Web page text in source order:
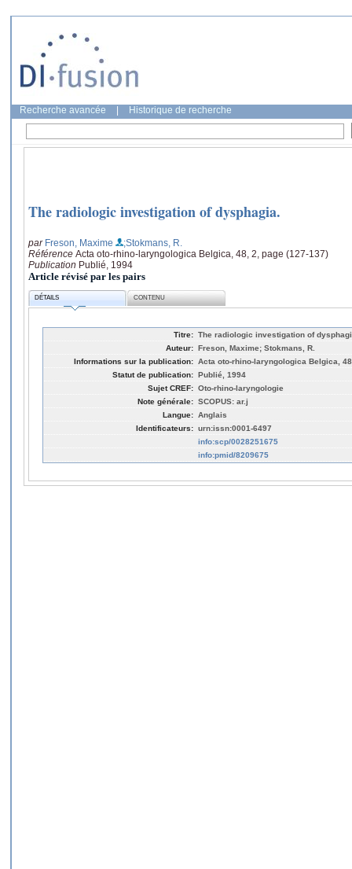
Recherche avancée Historique de recherche
The radiologic investigation of dysphagia.
par Freson, Maxime
;Stokmans, R.
Référence Acta oto-rhino-laryngologica Belgica, 48, 2, page (127-137)
Publication Publié, 1994
Article révisé par les pairs
DÉTAILS CONTENU
Titre: The radiologic investigation of
Auteur: Freson, Maxime; Stokmans, R.
Informations sur la publication: Acta oto-rhino-laryngologica Belgica,
Statut de publication: Publié, 1994
Sujet CREF: Oto-rhino-laryngologie
Note générale: SCOPUS: ar.j
Langue: Anglais
Identificateurs: urn:issn:0001-6497
info:scp/0028251675
info:pmid/8209675